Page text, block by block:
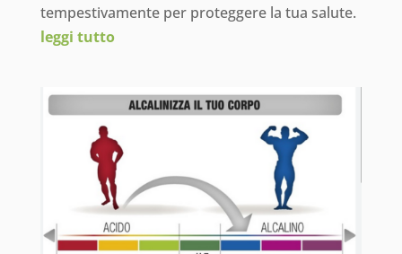
tempestivamente per proteggere la tua salute.
leggi tutto